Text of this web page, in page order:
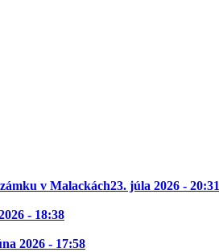
v Malackách23. júla 2026 - 20:31
- 18:38
2026 - 17:58